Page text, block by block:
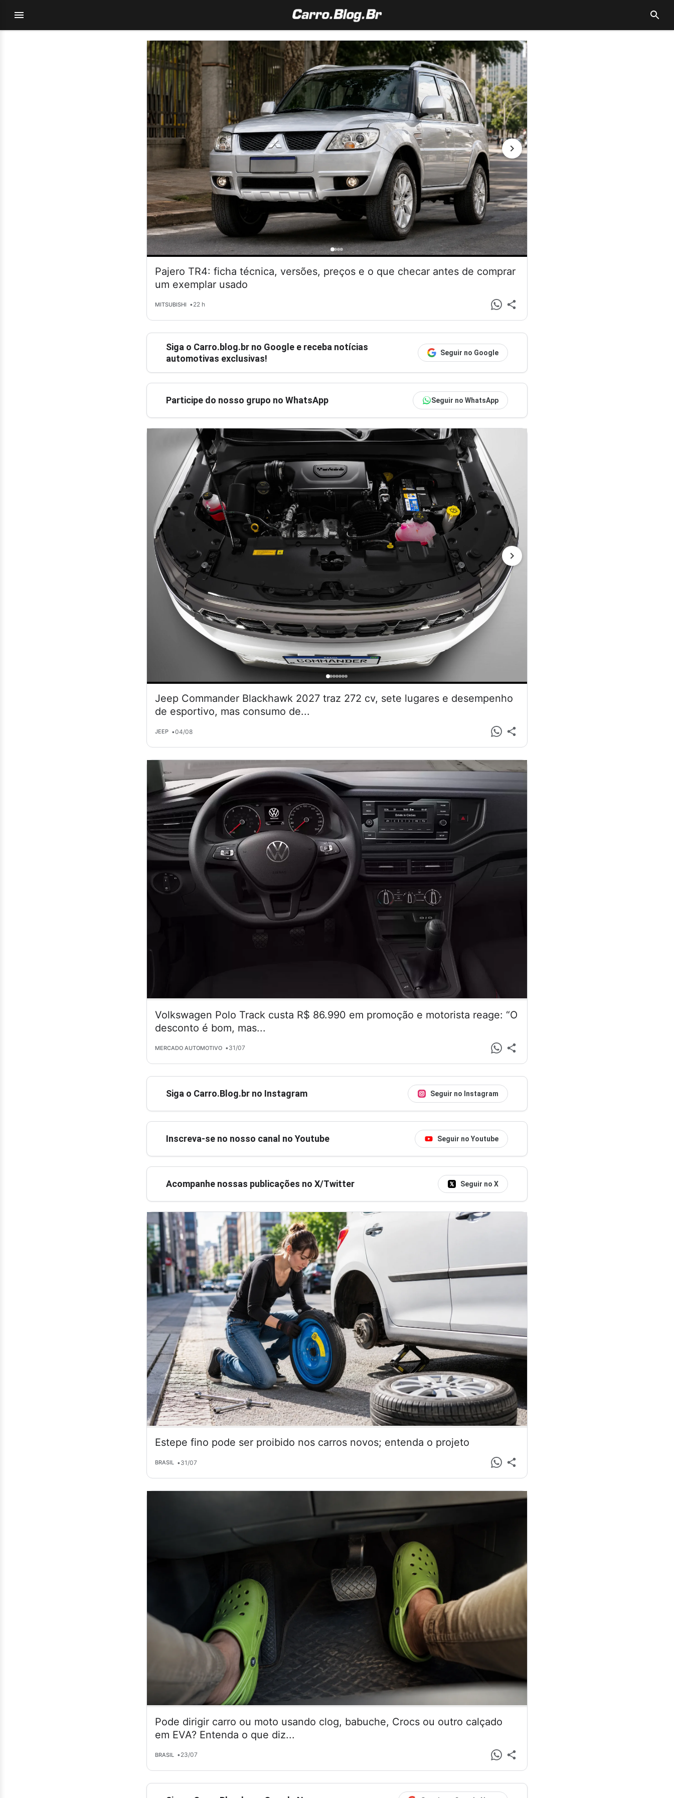
Pajero TR4: ficha técnica, versões, preços e o que checar antes de comprar
um exemplar usado
MITSUBISHI •22 h
Siga o Carro.blog.br no Google e receba notícias
automotivas exclusivas!
Seguir no Google
Participe do nosso grupo no WhatsApp Seguir no WhatsApp
Jeep Commander Blackhawk 2027 traz 272 cv, sete lugares e desempenho
de esportivo, mas consumo de...
JEEP •04/08
Volkswagen Polo Track custa R$ 86.990 em promoção e motorista reage: “O
desconto é bom, mas...
MERCADO AUTOMOTIVO •31/07
Siga o Carro.Blog.br no Instagram Seguir no Instagram
Inscreva-se no nosso canal no Youtube Seguir no Youtube
Acompanhe nossas publicações no X/Twitter Seguir no X
Estepe fino pode ser proibido nos carros novos; entenda o projeto
BRASIL •31/07
Pode dirigir carro ou moto usando clog, babuche, Crocs ou outro calçado
em EVA? Entenda o que diz...
BRASIL •23/07